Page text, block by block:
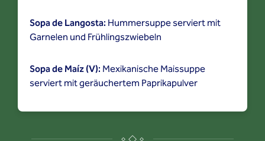
Sopa de Langosta: Hummersuppe serviert mit
Garnelen und Frühlingszwiebeln
Sopa de Maíz (V): Mexikanische Maissuppe
serviert mit geräuchertem Paprikapulver